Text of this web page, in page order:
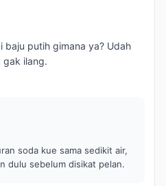
baju putih gimana ya? Udah
gak ilang.
soda kue sama sedikit air,
dulu sebelum disikat pelan.